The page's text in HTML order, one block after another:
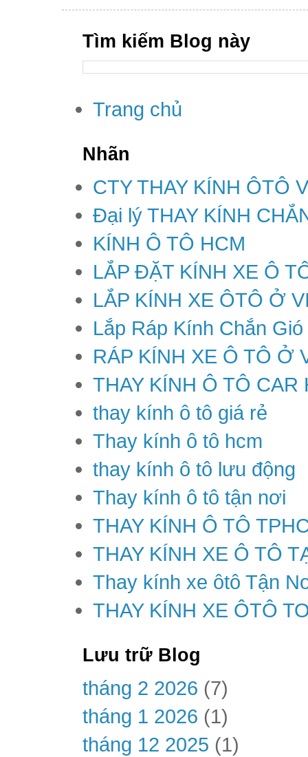
Tìm kiếm Blog này
Trang chủ
Nhãn
CTY THAY KÍNH ÔTÔ
Đại lý THAY KÍNH
KÍNH Ô TÔ HCM
LẮP ĐẶT KÍNH XE Ô
LẮP KÍNH XE ÔTÔ Ở
Lắp Ráp Kính Chắn
RÁP KÍNH XE Ô TÔ Ở
THAY KÍNH Ô TÔ CAR
thay kính ô tô giá rẻ
Thay kính ô tô hcm
thay kính ô tô lưu động
Thay kính ô tô tận nơi
THAY KÍNH Ô TÔ
THAY KÍNH XE Ô TÔ
Thay kính xe ôtô Tận
THAY KÍNH XE ÔTÔ
Lưu trữ Blog
tháng 2 2026 (7)
tháng 1 2026 (1)
tháng 12 2025 (1)